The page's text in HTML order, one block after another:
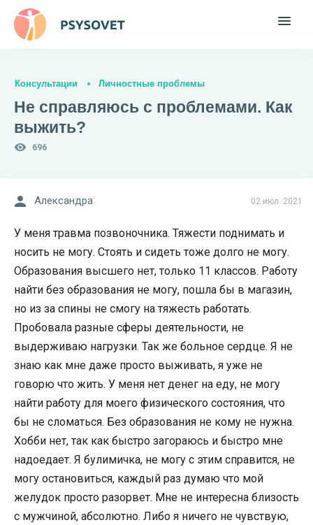
Консультации Личностные проблемы
Не справляюсь с проблемами. Как
выжить?
696
02 июл. 2021
Александра
У меня травма позвоночника. Тяжести поднимать и
носить не могу. Стоять и сидеть тоже долго не могу.
Образования высшего нет, только 11 классов. Работу
найти без образования не могу, пошла бы в магазин,
но из за спины не смогу на тяжесть работать.
Пробовала разные сферы деятельности, не
выдерживаю нагрузки. Так же больное сердце. Я не
знаю как мне даже просто выживать, я уже не
говорю что жить. У меня нет денег на еду, не могу
найти работу для моего физического состояния, что
бы не сломаться. Без образования не кому не нужна.
Хобби нет, так как быстро загораюсь и быстро мне
надоедает. Я булимичка, не могу с этим справится, не
могу остановиться, каждый раз думаю что мой
желудок просто разорвет. Мне не интересна близость
с мужчиной, абсолютно. Либо я ничего не чувствую,